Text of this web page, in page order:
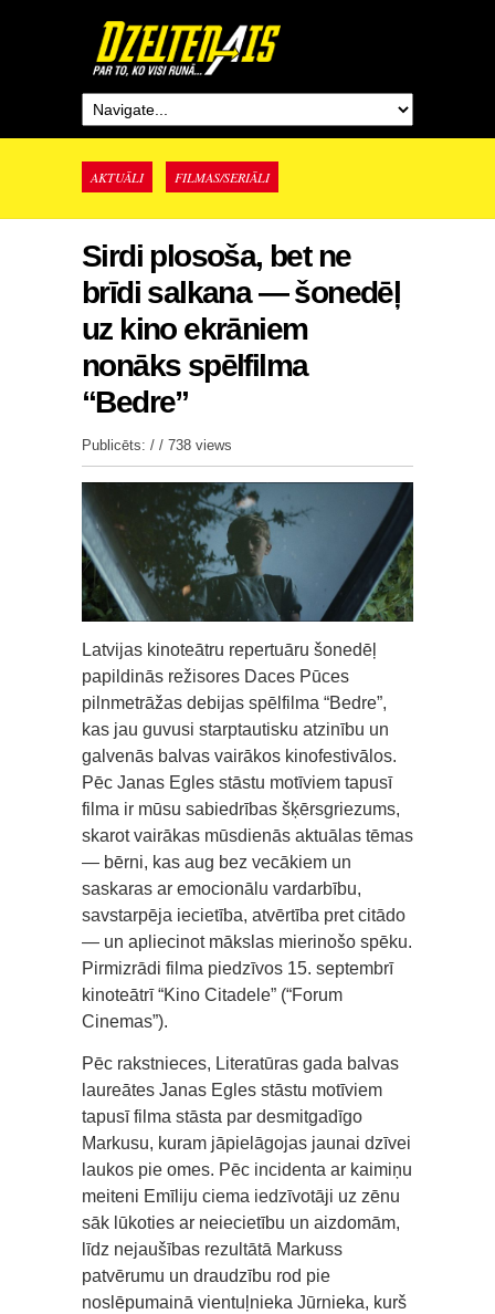
AKTUĀLI FILMAS/SERIĀLI
Sirdi plosoša, bet ne
brīdi salkana — šonedēļ
uz kino ekrāniem
nonāks spēlfilma
“Bedre”
Publicēts: / / 738 views
Latvijas kinoteātru repertuāru šonedēļ
papildinās režisores Daces Pūces
pilnmetrāžas debijas spēlfilma “Bedre”,
kas jau guvusi starptautisku atzinību un
galvenās balvas vairākos kinofestivālos.
Pēc Janas Egles stāstu motīviem tapusī
filma ir mūsu sabiedrības šķērsgriezums,
skarot vairākas mūsdienās aktuālas tēmas
— bērni, kas aug bez vecākiem un
saskaras ar emocionālu vardarbību,
savstarpēja iecietība, atvērtība pret citādo
— un apliecinot mākslas mierinošo spēku.
Pirmizrādi filma piedzīvos 15. septembrī
kinoteātrī “Kino Citadele” (“Forum
Cinemas”).
Pēc rakstnieces, Literatūras gada balvas
laureātes Janas Egles stāstu motīviem
tapusī filma stāsta par desmitgadīgo
Markusu, kuram jāpielāgojas jaunai dzīvei
laukos pie omes. Pēc incidenta ar kaimiņu
meiteni Emīliju ciema iedzīvotāji uz zēnu
sāk lūkoties ar neiecietību un aizdomām,
līdz nejaušības rezultātā Markuss
patvērumu un draudzību rod pie
noslēpumainā vientuļnieka Jūrnieka, kurš